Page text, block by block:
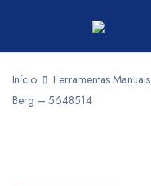
Início Ferramentas Manuais
Berg – 5648514